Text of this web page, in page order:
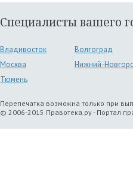
Специалисты вашего
Владивосток
Волгоград
Москва
Нижний-
Тюмень
Перепечатка возможна только при
© 2006-2015 Правотека.ру - Портал